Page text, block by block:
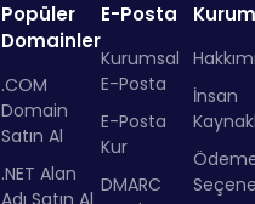
Popüler
Domainler
.COM
Domain
Satın Al
.NET Alan
E-Posta
Kurumsal
E-Posta
E-Posta
Kur
DMARC
İnsan